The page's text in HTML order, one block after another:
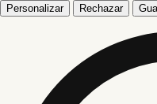
Personalizar Rechazar